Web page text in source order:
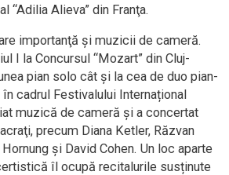
“Adilia Alieva” din Franţa.
importanţă şi muzicii de cameră.
I la Concursul “Mozart” din Cluj-
pian solo cât și la cea de duo pian-
cadrul Festivalului Internațional
muzică de cameră și a concertat
precum Diana Ketler, Răzvan
şi David Cohen. Un loc aparte
îl ocupă recitalurile susținute